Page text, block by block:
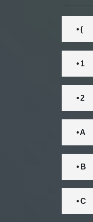
• (
• 1
• 2
• A
• B
• C